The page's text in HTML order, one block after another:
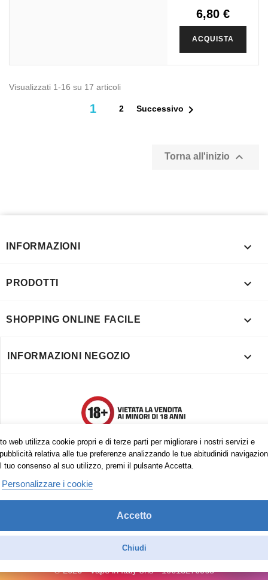
6,80 €
ACQUISTA
Visualizzati 1-16 su 17 articoli
1 2 Successivo 
Torna all'inizio 
web utilizza cookie propri e di terze parti per migliorare i nostri servizi e
relativa alle tue preferenze analizzando le tue abitudinidi
tuo consenso al suo utilizzo, premi il pulsante Accetta.
Personalizzare i cookie
Accetto
Chiudi
INFORMAZIONI 
PRODOTTI 
SHOPPING ONLINE FACILE 
INFORMAZIONI NEGOZIO 
Trovaci anche su:
© 2026 - Vape in Italy srls - 10613270965